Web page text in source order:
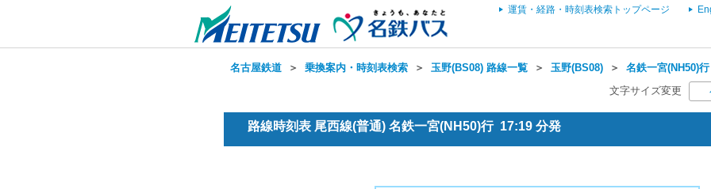
運賃・経路・時刻表検索トップページ
名古屋鉄道 ＞ 乗換案内・時刻表検索 ＞ 玉野(BS08) 路線一覧 ＞ 玉野(BS08) ＞ 名鉄一宮(NH50)
文字サイズ変更
路線時刻表 尾西線(普通) 名鉄一宮(NH50)行 17:19 分発